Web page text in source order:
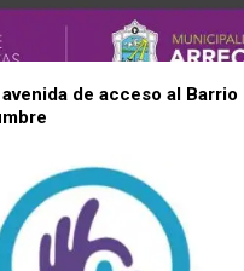
de acceso al Barrio